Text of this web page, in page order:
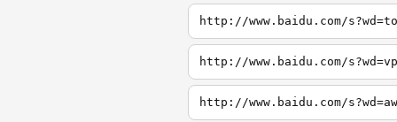
http://www.baidu.com/
http://www.baidu.com/
http://www.baidu.com/